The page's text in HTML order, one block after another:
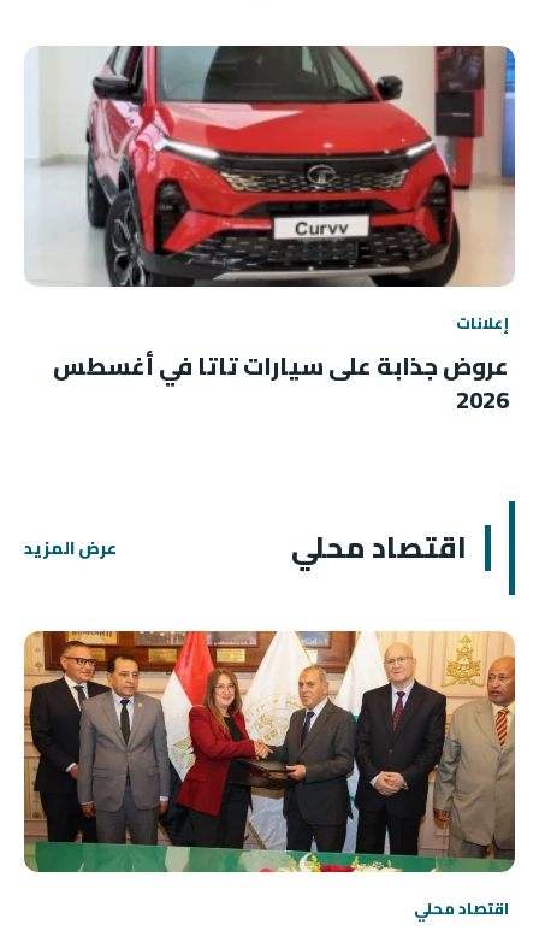
إعلانات
عروض جذابة على سيارات تاتا في أغسطس
2026
اقتصاد محلي عرض المزيد
اقتصاد محلي